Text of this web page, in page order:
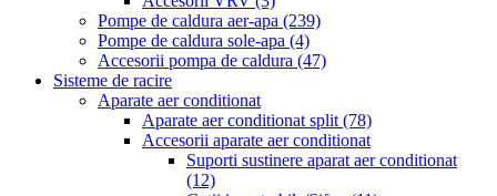
Pompe de caldura aer-apa (239)
Pompe de caldura sole-apa (4)
Accesorii pompa de caldura (47)
Sisteme de racire
Aparate aer conditionat
Aparate aer conditionat split (78)
Accesorii aparate aer conditionat
Suporti sustinere aparat aer conditionat
(12)